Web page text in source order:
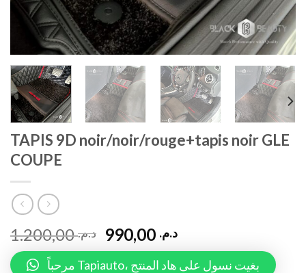
TAPIS 9D noir/noir/rouge+tapis noir GLE
COUPE
د.م.1.200,00 د.م.
مرحباً Tapiauto، بغيت نسول على هاد المنتج